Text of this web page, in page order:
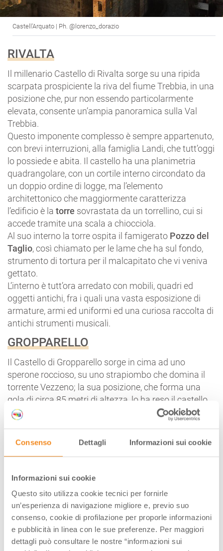
Consenso Dettagli Informazioni sui cookie
Informazioni sui cookie
Questo sito utilizza cookie tecnici per fornirle
un’esperienza di navigazione migliore e, previo suo
consenso, cookie di profilazione per proporle informazioni
e pubblicità in linea con le sue preferenze. Per maggiori
dettagli può consultare le nostre “informazioni sui
Castell’Arquato | Ph. @lorenzo_dorazio
RIVALTA
Il millenario Castello di Rivalta sorge su una ripida
scarpata prospiciente la riva del fiume Trebbia, in una
posizione che, pur non essendo particolarmente
elevata, consente un’ampia panoramica sulla Val
Trebbia.
Questo imponente complesso è sempre appartenuto,
con brevi interruzioni, alla famiglia Landi, che tutt’oggi
lo possiede e abita. Il castello ha una planimetria
quadrangolare, con un cortile interno circondato da
un doppio ordine di logge, ma l’elemento
architettonico che maggiormente caratterizza
l’edificio è la torre sovrastata da un torrellino, cui si
accede tramite una scala a chiocciola.
Al suo interno la torre ospita il famigerato Pozzo del
Taglio, così chiamato per le lame che ha sul fondo,
strumento di tortura per il malcapitato che vi veniva
gettato.
L’interno è tutt’ora arredato con mobili, quadri ed
oggetti antichi, fra i quali una vasta esposizione di
armature, armi ed uniformi ed una curiosa raccolta di
antichi strumenti musicali.
GROPPARELLO
Il Castello di Gropparello sorge in cima ad uno
sperone roccioso, su uno strapiombo che domina il
torrente Vezzeno; la sua posizione, che forma una
gola di circa 85 metri di altezza, lo ha reso il castello
praticamente inespugnabile nei secoli.
Il toponimo stesso del suo nome sembra derivare dal
termine celtico
Grop , che indica un ostacolo naturale
di tipo roccioso. Il complesso venne edificato nell’VIII
difesa della via perVeleia
tra Guelfi e Ghibellini, e passò per le mani di molte
famiglie, fino a diventare proprietà della famiglia
Gibelli, che lo ha attualmente aperto al pubblico.
L’edificio ha forma irregolare e la sua doppia cinta